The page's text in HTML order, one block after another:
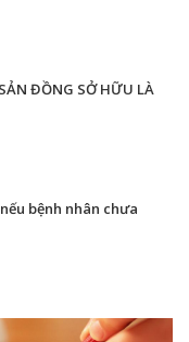
ĐỒNG SỞ HỮU LÀ
bệnh nhân chưa